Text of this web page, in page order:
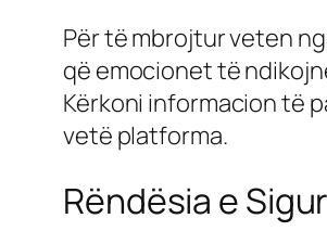
Për të mbrojtur veten
që emocionet të
Kërkoni informacion të
vetë platforma.
Rëndësia e